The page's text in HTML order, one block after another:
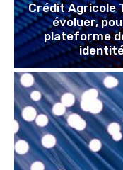
Crédit Agricole
évoluer,
plateforme